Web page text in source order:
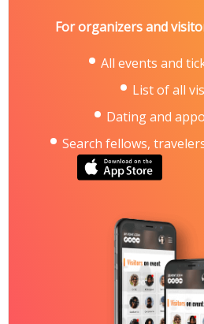
For organizers and
All events and
List of all
Dating and
Search fellows,